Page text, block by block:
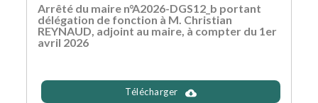
Arrêté du maire n°A2026-DGS12_b portant
délégation de fonction à M. Christian
REYNAUD, adjoint au maire, à compter du 1er
avril 2026
Télécharger